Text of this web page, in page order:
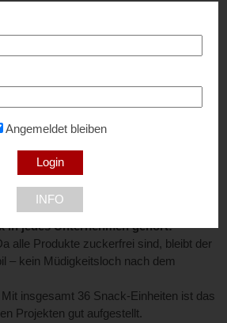
der Deadline-Phase: Mit dieser Box ist
Team:
Schokolade: Der edle Klassiker für
auf der Zunge, nicht in der Bilanz.
der die Kreativität weckt.
Gummibären: Die
Laune für das ganze Büro.
in jedes Unternehmen gehört:
alle Produkte zuckerfrei sind, bleibt der
– kein Müdigkeitsloch nach dem
Mit insgesamt 36 Snack-Einheiten ist das
Projekten gut aufgestellt.
Angemeldet bleiben
INFO